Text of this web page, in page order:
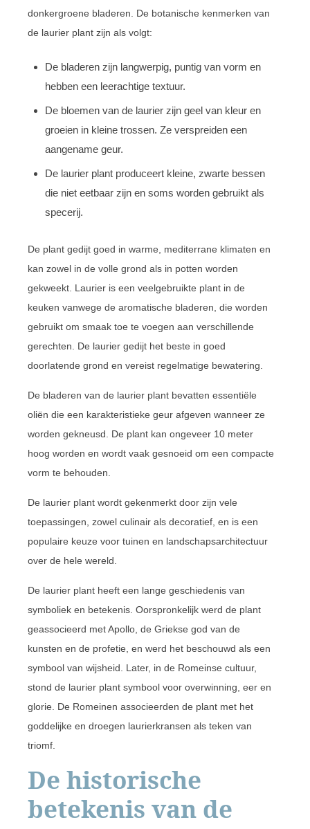
donkergroene bladeren. De botanische kenmerken van
de laurier plant zijn als volgt:
De bladeren zijn langwerpig, puntig van vorm en
hebben een leerachtige textuur.
De bloemen van de laurier zijn geel van kleur en
groeien in kleine trossen. Ze verspreiden een
aangename geur.
De laurier plant produceert kleine, zwarte bessen
die niet eetbaar zijn en soms worden gebruikt als
specerij.
De plant gedijt goed in warme, mediterrane klimaten en
kan zowel in de volle grond als in potten worden
gekweekt. Laurier is een veelgebruikte plant in de
keuken vanwege de aromatische bladeren, die worden
gebruikt om smaak toe te voegen aan verschillende
gerechten. De laurier gedijt het beste in goed
doorlatende grond en vereist regelmatige bewatering.
De bladeren van de laurier plant bevatten essentiële
oliën die een karakteristieke geur afgeven wanneer ze
worden gekneusd. De plant kan ongeveer 10 meter
hoog worden en wordt vaak gesnoeid om een compacte
vorm te behouden.
De laurier plant wordt gekenmerkt door zijn vele
toepassingen, zowel culinair als decoratief, en is een
populaire keuze voor tuinen en landschapsarchitectuur
over de hele wereld.
De laurier plant heeft een lange geschiedenis van
symboliek en betekenis. Oorspronkelijk werd de plant
geassocieerd met Apollo, de Griekse god van de
kunsten en de profetie, en werd het beschouwd als een
symbool van wijsheid. Later, in de Romeinse cultuur,
stond de laurier plant symbool voor overwinning, eer en
glorie. De Romeinen associeerden de plant met het
goddelijke en droegen laurierkransen als teken van
triomf.
De historische
betekenis van de